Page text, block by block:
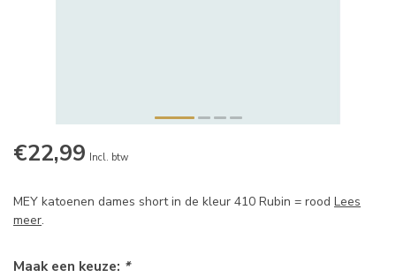
€22,99 Incl. btw
MEY katoenen dames short in de kleur 410 Rubin = rood Lees
meer.
Maak een keuze: *